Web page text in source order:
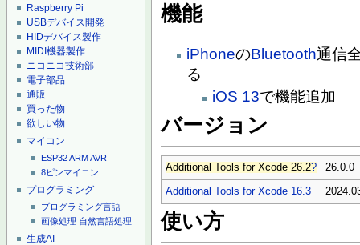
Raspberry Pi
USBデバイス開発
HIDデバイス製作
MIDI機器製作
ニコニコ技術部
電子部品
通販
買った物
欲しい物
マイコン
ESP32ARMAVR
8ピンマイコン
プログラミング
プログラミング言語
画像処理 自然言語処理
生成AI
機能
iPhoneのBluetooth通信
る
iOS 13で機能追加
バージョン
Additional Tools for Xcode 26.2? 26.0.0
Additional Tools for Xcode 16.3
使い方